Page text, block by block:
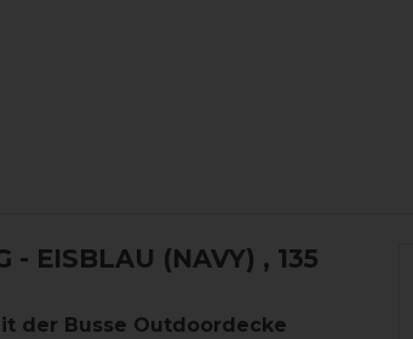
- EISBLAU (NAVY) , 135
der Busse Outdoordecke